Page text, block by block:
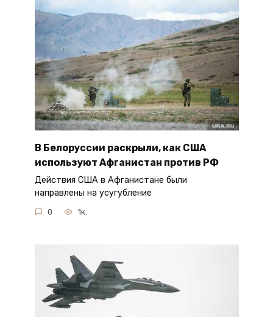
В Белоруссии раскрыли, как США
используют Афганистан против РФ
Действия США в Афганистане были
направлены на усугубление
0 1к.